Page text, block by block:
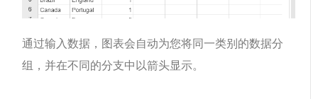
通过输入数据，图表会自动为您将同一类别的数据分
组，并在不同的分支中以箭头显示。